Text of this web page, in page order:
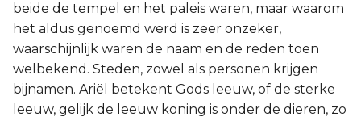
beide de tempel en het paleis waren, maar waarom
het aldus genoemd werd is zeer onzeker,
waarschijnlijk waren de naam en de reden toen
welbekend. Steden, zowel als personen krijgen
bijnamen. Ariël betekent Gods leeuw, of de sterke
leeuw, gelijk de leeuw koning is onder de dieren, zo